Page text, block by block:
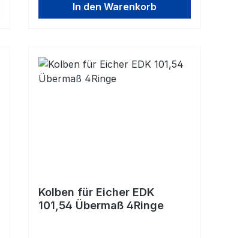
In den Warenkorb
Kolben für Eicher EDK
101,54 Übermaß 4Ringe